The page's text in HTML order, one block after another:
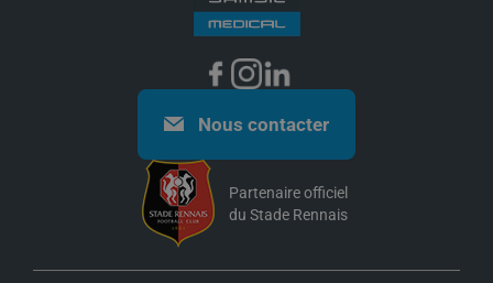
Nous contacter
Partenaire officiel
du Stade Rennais